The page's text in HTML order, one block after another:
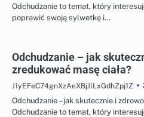
Odchudzanie to temat, który
poprawić swoją sylwetkę i…
Odchudzanie – jak
zredukować masę ciała?
J1yEFeC74gnXzAeXBjJlLxGdhZpj1Z
Odchudzanie – jak skutecznie i
Odchudzanie to temat, który